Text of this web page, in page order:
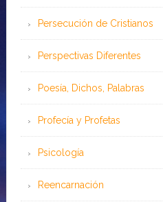
Persecución de Cristianos
Perspectivas Diferentes
Poesía, Dichos, Palabras
Profecía y Profetas
Psicología
Reencarnación